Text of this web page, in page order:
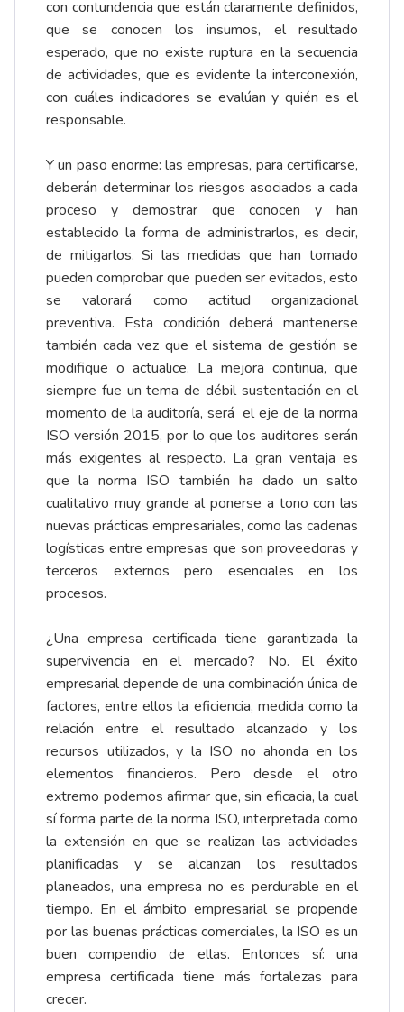
con contundencia que están claramente definidos,
que se conocen los insumos, el resultado
esperado, que no existe ruptura en la secuencia
de actividades, que es evidente la interconexión,
con cuáles indicadores se evalúan y quién es el
responsable.
Y un paso enorme: las empresas, para certificarse,
deberán determinar los riesgos asociados a cada
proceso y demostrar que conocen y han
establecido la forma de administrarlos, es decir,
de mitigarlos. Si las medidas que han tomado
pueden comprobar que pueden ser evitados, esto
se valorará como actitud organizacional
preventiva. Esta condición deberá mantenerse
también cada vez que el sistema de gestión se
modifique o actualice. La mejora continua, que
siempre fue un tema de débil sustentación en el
momento de la auditoría, será el eje de la norma
ISO versión 2015, por lo que los auditores serán
más exigentes al respecto. La gran ventaja es
que la norma ISO también ha dado un salto
cualitativo muy grande al ponerse a tono con las
nuevas prácticas empresariales, como las cadenas
logísticas entre empresas que son proveedoras y
terceros externos pero esenciales en los
procesos.
¿Una empresa certificada tiene garantizada la
supervivencia en el mercado? No. El éxito
empresarial depende de una combinación única de
factores, entre ellos la eficiencia, medida como la
relación entre el resultado alcanzado y los
recursos utilizados, y la ISO no ahonda en los
elementos financieros. Pero desde el otro
extremo podemos afirmar que, sin eficacia, la cual
sí forma parte de la norma ISO, interpretada como
la extensión en que se realizan las actividades
planificadas y se alcanzan los resultados
planeados, una empresa no es perdurable en el
tiempo. En el ámbito empresarial se propende
por las buenas prácticas comerciales, la ISO es un
buen compendio de ellas. Entonces sí: una
empresa certificada tiene más fortalezas para
crecer.